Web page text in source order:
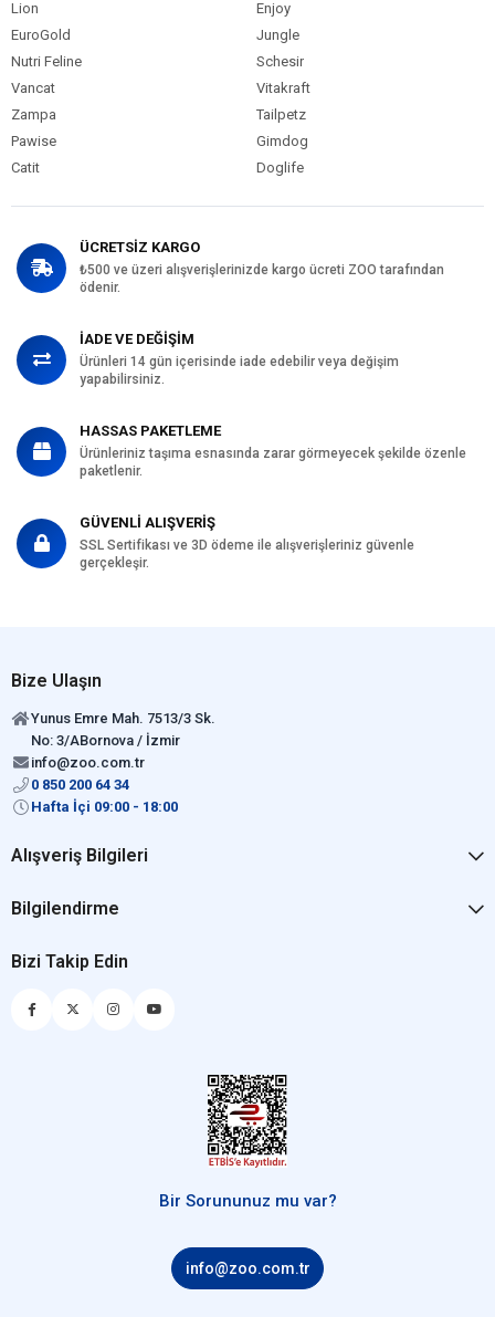
Lion
Enjoy
EuroGold
Jungle
Nutri Feline
Schesir
Vancat
Vitakraft
Zampa
Tailpetz
Pawise
Gimdog
Catit
Doglife
ÜCRETSİZ KARGO
₺500 ve üzeri alışverişlerinizde kargo ücreti ZOO tarafından
ödenir.
İADE VE DEĞİŞİM
Ürünleri 14 gün içerisinde iade edebilir veya değişim
yapabilirsiniz.
HASSAS PAKETLEME
Ürünleriniz taşıma esnasında zarar görmeyecek şekilde özenle
paketlenir.
GÜVENLİ ALIŞVERİŞ
SSL Sertifikası ve 3D ödeme ile alışverişleriniz güvenle
gerçekleşir.
Bize Ulaşın
Yunus Emre Mah. 7513/3 Sk.
No: 3/ABornova / İzmir
info@zoo.com.tr
0 850 200 64 34
Hafta İçi 09:00 - 18:00
Alışveriş Bilgileri
Bilgilendirme
Bizi Takip Edin
Bir Sorununuz mu var?
info@zoo.com.tr